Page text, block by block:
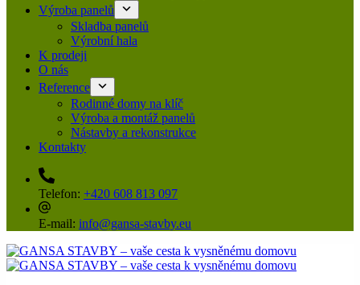
Výroba panelů
Skladba panelů
Výrobní hala
K prodeji
O nás
Reference
Rodinné domy na klíč
Výroba a montáž panelů
Nástavby a rekonstrukce
Kontakty
Telefon: +420 608 813 097
E-mail: info@gansa-stavby.eu